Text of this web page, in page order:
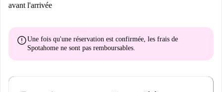
avant l'arrivée
errorUne fois qu'une réservation est confirmée, les frais de
Spotahome ne sont pas remboursables.